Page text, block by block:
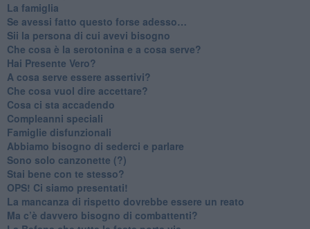
​La famiglia
​Se avessi fatto questo forse adesso…
​Sii la persona di cui avevi bisogno
Che cosa è la serotonina e a cosa serve?
​Hai Presente Vero?
A cosa serve essere assertivi?
​Che cosa vuol dire accettare?
​Cosa ci sta accadendo
​Compleanni speciali
​Famiglie disfunzionali
​Abbiamo bisogno di sederci e parlare
Sono solo canzonette (?)
​Stai bene con te stesso?
​OPS! Ci siamo presentati!
​La mancanza di rispetto dovrebbe essere un reato
​Ma c’è davvero bisogno di combattenti?